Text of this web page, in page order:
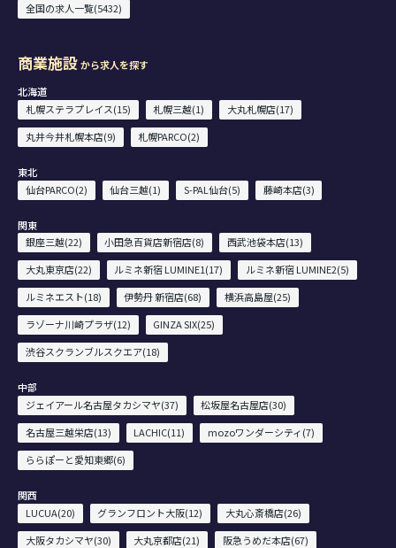
全国の求人一覧(5432)
商業施設から求人を探す
北海道
札幌ステラプレイス(15)
札幌三越(1)
大丸札幌店(17)
丸井今井札幌本店(9)
札幌PARCO(2)
東北
仙台PARCO(2)
仙台三越(1) S-PAL仙台(5) 藤崎本店(3)
関東
銀座三越(22)
小田急百貨店新宿店(8)
西武池袋本店(13)
大丸東京店(22)
ルミネ新宿 LUMINE1(17)
ルミネ新宿 LUMINE2(5)
ルミネエスト(18)
伊勢丹 新宿店(68)
横浜高島屋(25)
ラゾーナ川崎プラザ(12)
GINZA SIX(25)
渋谷スクランブルスクエア(18)
中部
ジェイアール名古屋タカシマヤ(37)
松坂屋名古屋店(30)
名古屋三越栄店(13)
LACHIC(11)
mozoワンダーシティ(7)
ららぽーと愛知東郷(6)
関西
LUCUA(20)
グランフロント大阪(12)
大丸心斎橋店(26)
大阪タカシマヤ(30)
大丸京都店(21)
阪急うめだ本店(67)